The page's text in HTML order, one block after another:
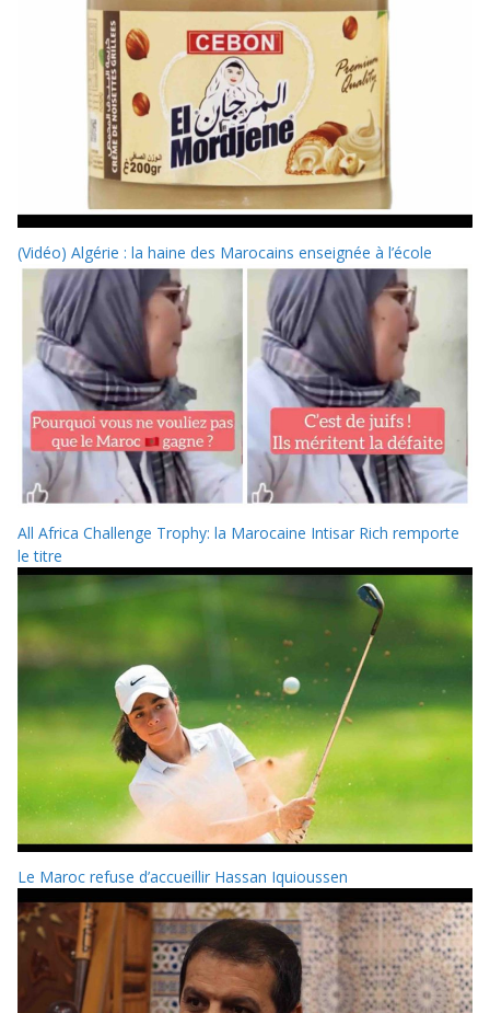
(Vidéo) Algérie : la haine des Marocains enseignée à l’école
All Africa Challenge Trophy: la Marocaine Intisar Rich remporte
le titre
Le Maroc refuse d’accueillir Hassan Iquioussen